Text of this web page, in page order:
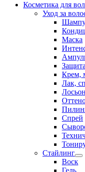
Косметика для
Уход за
Маска
Защита
Крем,
Лак,
Спрей
Стайлинг
Воск
Гель